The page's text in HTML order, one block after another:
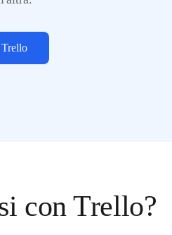
con Trello?